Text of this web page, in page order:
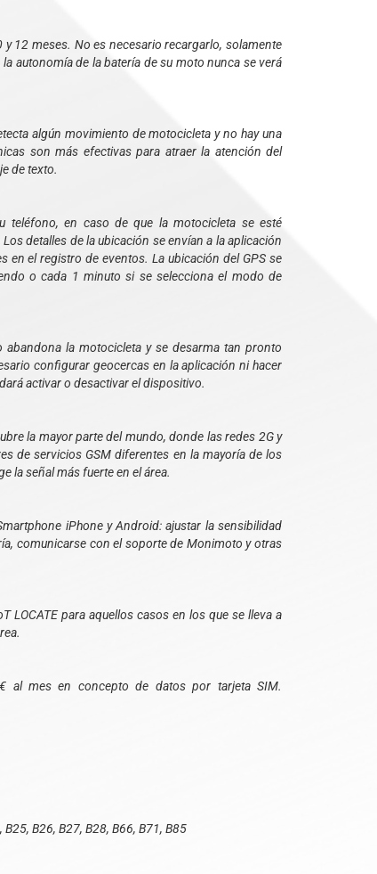
12 meses. No es necesario recargarlo, solamente
autonomía de la batería de su moto nunca se verá
algún movimiento de motocicleta y no hay una
son más efectivas para atraer la atención del
de texto.
teléfono, en caso de que la motocicleta se esté
detalles de la ubicación se envían a la aplicación
en el registro de eventos. La ubicación del GPS se
o cada 1 minuto si se selecciona el modo de
la motocicleta y se desarma tan pronto
configurar geocercas en la aplicación ni hacer
activar o desactivar el dispositivo.
la mayor parte del mundo, donde las redes 2G y
de servicios GSM diferentes en la mayoría de los
la señal más fuerte en el área.
iPhone y Android: ajustar la sensibilidad
comunicarse con el soporte de Monimoto y otras
LOCATE para aquellos casos en los que se lleva a
al mes en concepto de datos por tarjeta SIM.
B25, B26, B27, B28, B66, B71, B85